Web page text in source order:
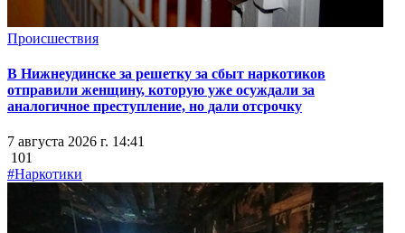
Происшествия
В Нижнеудинске за решетку за сбыт наркотиков
отправили женщину, которую уже осуждали за
аналогичное преступление, но дали отсрочку
7 августа 2026 г. 14:41
101
#Наркотики